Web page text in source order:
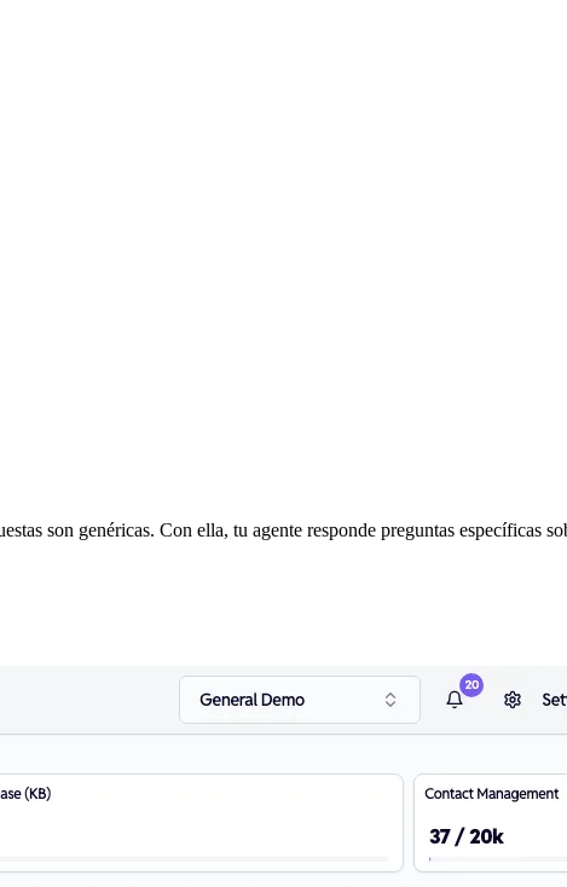
son genéricas. Con ella, tu agente responde preguntas específicas